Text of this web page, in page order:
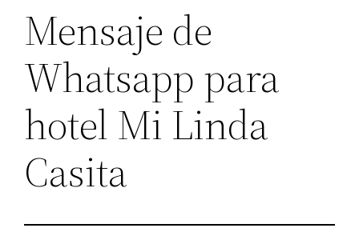
Mensaje de
Whatsapp para
hotel Mi Linda
Casita